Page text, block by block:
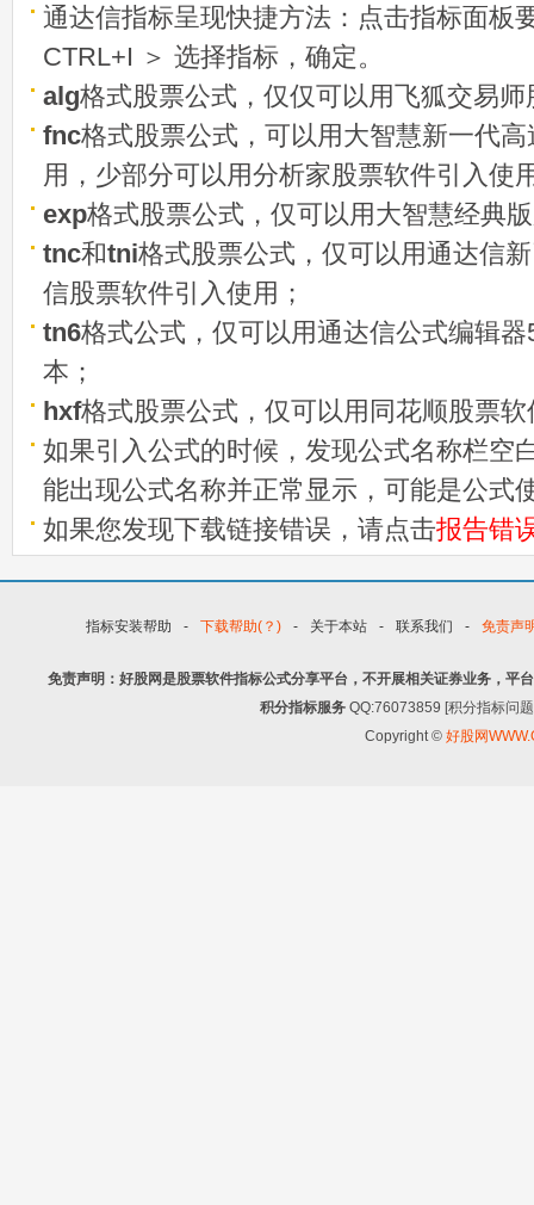
通达信指标呈现快捷方法：点击指标面板
CTRL+I ＞ 选择指标，确定。
alg格式股票公式，仅仅可以用飞狐交易
fnc格式股票公式，可以用大智慧新一代
用，少部分可以用分析家股票软件引入使
exp格式股票公式，仅可以用大智慧经典
tnc和tni格式股票公式，仅可以用通达信
信股票软件引入使用；
tn6格式公式，仅可以用通达信公式编辑
本；
hxf格式股票公式，仅可以用同花顺股票
如果引入公式的时候，发现公式名称栏空
能出现公式名称并正常显示，可能是公式
如果您发现下载链接错误，请点击报告错
指标安装帮助 - 下载帮助(？) - 关于本站 - 联系我们 - 免责声
免责声明：好股网是股票软件指标公式分享平台，不开展相关证券业务，平
积分指标服务 QQ:76073859 [积分指标问
Copyright © 好股网